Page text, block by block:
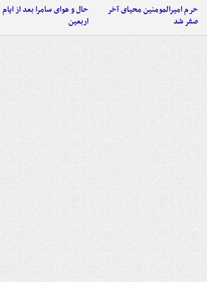
حرم امیرالمومنین محیای آخر
صفر شد
حال و هوای سامرا بعد از ایام
اربعین